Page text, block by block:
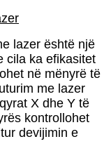
lazer është një
cila ka efikasitet
në mënyrë të
me lazer
X dhe Y të
kontrollohet
devijimin e